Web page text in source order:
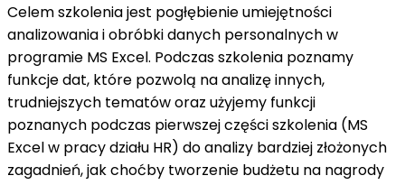
Celem szkolenia jest pogłębienie umiejętności
analizowania i obróbki danych personalnych w
programie MS Excel. Podczas szkolenia poznamy
funkcje dat, które pozwolą na analizę innych,
trudniejszych tematów oraz użyjemy funkcji
poznanych podczas pierwszej części szkolenia (MS
Excel w pracy działu HR) do analizy bardziej złożonych
zagadnień, jak choćby tworzenie budżetu na nagrody